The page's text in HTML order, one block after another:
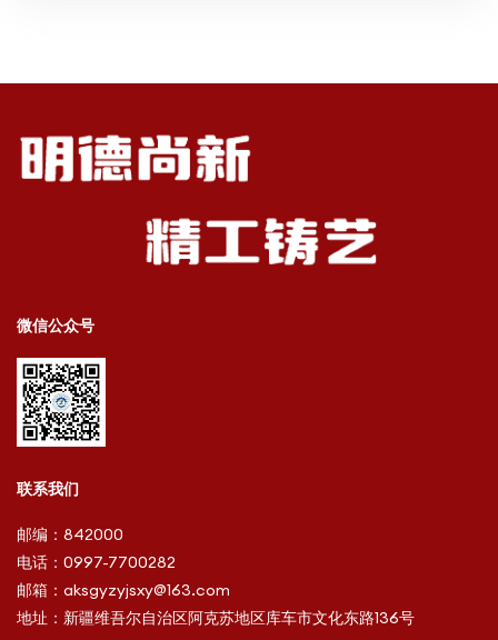
微信公众号
联系我们
邮编： 842000
电话： 0997-7700282
邮箱： aksgyzyjsxy@163.com
地址： 新疆维吾尔自治区阿克苏地区库车市文化东路136号